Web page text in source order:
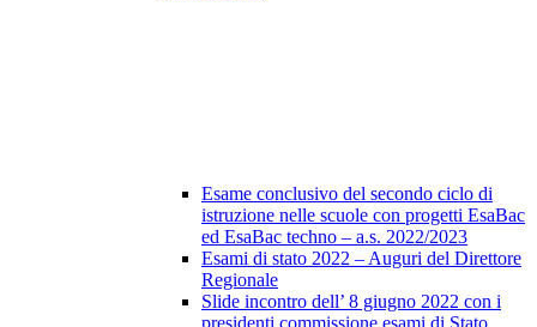
Esame conclusivo del secondo ciclo di
istruzione nelle scuole con progetti EsaBac
ed EsaBac techno – a.s. 2022/2023
Esami di stato 2022 – Auguri del Direttore
Regionale
Slide incontro dell’ 8 giugno 2022 con i